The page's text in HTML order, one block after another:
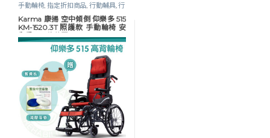
手動輪椅,指定折扣商品 ,行動輔具,行
動輔具
輪椅,長照專區 ,高背 / 傾倒輪
椅
Karma 康揚 空中傾倒 仰樂多 515
KM-1520.3T 照護款 手動輪椅 安
全重心潛移裝置